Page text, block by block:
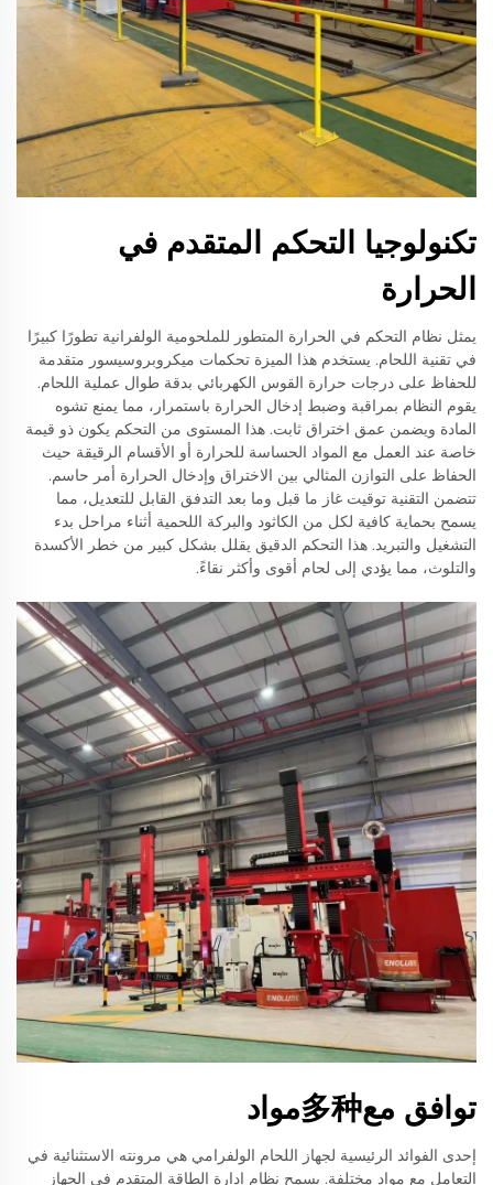
تكنولوجيا التحكم المتقدم في
الحرارة
يمثل نظام التحكم في الحرارة المتطور للملحومية الولفرانية تطورًا كبيرًا
في تقنية اللحام. يستخدم هذا الميزة تحكمات ميكروبروسيسور متقدمة
للحفاظ على درجات حرارة القوس الكهربائي بدقة طوال عملية اللحام.
يقوم النظام بمراقبة وضبط إدخال الحرارة باستمرار، مما يمنع تشوه
المادة ويضمن عمق اختراق ثابت. هذا المستوى من التحكم يكون ذو قيمة
خاصة عند العمل مع المواد الحساسة للحرارة أو الأقسام الرقيقة حيث
الحفاظ على التوازن المثالي بين الاختراق وإدخال الحرارة أمر حاسم.
تتضمن التقنية توقيت غاز ما قبل وما بعد التدفق القابل للتعديل، مما
يسمح بحماية كافية لكل من الكاثود والبركة اللحمية أثناء مراحل بدء
التشغيل والتبريد. هذا التحكم الدقيق يقلل بشكل كبير من خطر الأكسدة
والتلوث، مما يؤدي إلى لحام أقوى وأكثر نقاءً.
توافق مع多种مواد
إحدى الفوائد الرئيسية لجهاز اللحام الولفرامي هي مرونته الاستثنائية في
التعامل مع مواد مختلفة. يسمح نظام إدارة الطاقة المتقدم في الجهاز